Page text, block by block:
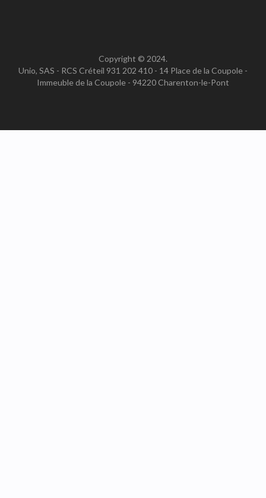
Copyright © 2024.
Unio, SAS - RCS Créteil 931 202 410 - 14 Place de la Coupole -
Immeuble de la Coupole - 94220 Charenton-le-Pont